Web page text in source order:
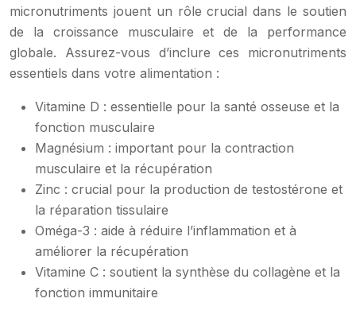
micronutriments jouent un rôle crucial dans le soutien
de la croissance musculaire et de la performance
globale. Assurez-vous d’inclure ces micronutriments
essentiels dans votre alimentation :
Vitamine D : essentielle pour la santé osseuse et la
fonction musculaire
Magnésium : important pour la contraction
musculaire et la récupération
Zinc : crucial pour la production de testostérone et
la réparation tissulaire
Oméga-3 : aide à réduire l’inflammation et à
améliorer la récupération
Vitamine C : soutient la synthèse du collagène et la
fonction immunitaire